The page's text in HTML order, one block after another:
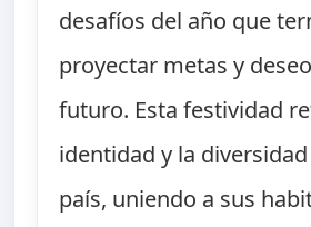
desafíos del año que
proyectar metas y
futuro. Esta festividad
identidad y la
país, uniendo a sus